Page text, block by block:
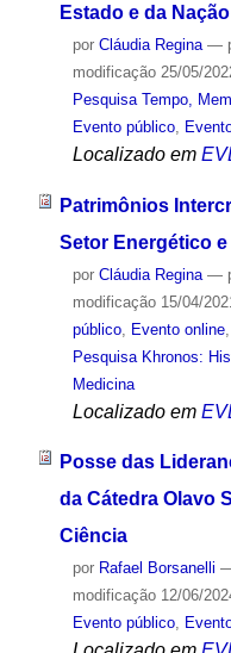
Estado e da
por Cláudia Regina —
modificação25/05/
Pesquisa Tempo,
Evento público,
Localizado em
Patrimônios
Setor Energético
por Cláudia Regina —
modificação15/04/
público, Evento online,
Pesquisa Khronos:
Medicina
Localizado em
Posse das
da Cátedra Olavo
Ciência
por Rafael Borsanelli
modificação12/06/
Evento público,